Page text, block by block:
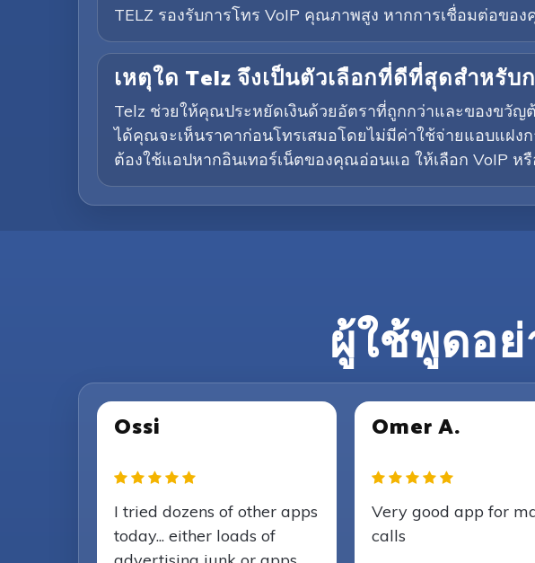
TELZ รองรับการโทร VoIP คุณภาพสูง หากการเชื่อมต่อขอ
เหตุใด Telz จึงเป็นตัวเลือกที่ดีที่สุดสำหรับ
Telz ช่วยให้คุณประหยัดเงินด้วยอัตราที่ถูกกว่าและของขวั
ได้คุณจะเห็นราคาก่อนโทรเสมอโดยไม่มีค่าใช้จ่ายแอบแฝ
ต้องใช้แอปหากอินเทอร์เน็ตของคุณอ่อนแอ ให้เลือก VoIP ห
ผู้ใช้พูดอย่
Ossi
I tried dozens of other apps
today... either loads of
Omer A.
Very good app for
calls